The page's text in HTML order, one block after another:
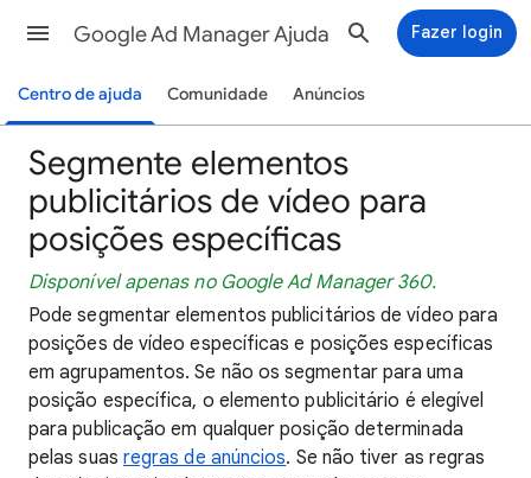
Google Ad Manager Ajuda Fazer login
Centro de ajuda Comunidade Anúncios
Segmente elementos
publicitários de vídeo para
posições específicas
Disponível apenas no Google Ad Manager 360.
Pode segmentar elementos publicitários de vídeo para
posições de vídeo específicas e posições específicas
em agrupamentos. Se não os segmentar para uma
posição específica, o elemento publicitário é elegível
para publicação em qualquer posição determinada
pelas suas regras de anúncios. Se não tiver as regras